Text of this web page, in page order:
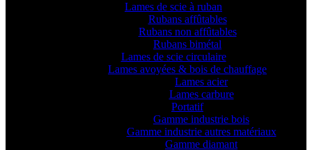
Lames de scie à ruban
Rubans affûtables
Rubans non affûtables
Rubans bimétal
Lames de scie circulaire
Lames avoyées & bois de chauffage
Lames acier
Lames carbure
Portatif
Gamme industrie bois
Gamme industrie autres matériaux
Gamme diamant